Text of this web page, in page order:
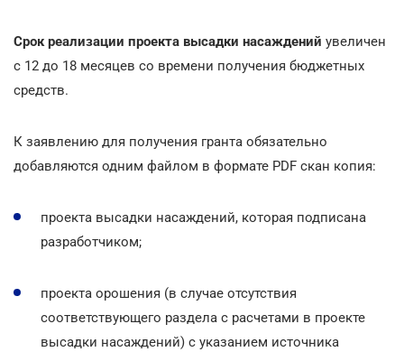
Срок реализации проекта высадки насаждений увеличен
с 12 до 18 месяцев со времени получения бюджетных
средств.
К заявлению для получения гранта обязательно
добавляются одним файлом в формате PDF скан копия:
проекта высадки насаждений, которая подписана
разработчиком;
проекта орошения (в случае отсутствия
соответствующего раздела с расчетами в проекте
высадки насаждений) с указанием источника